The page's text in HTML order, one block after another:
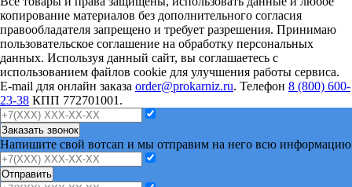
копирование материалов без дополнительного согласия
правообладателя запрещено и требует разрешения. Принимаю
пользовательское соглашение на обработку персональных
данных. Используя данный сайт, вы соглашаетесь с
использованием файлов cookie для улучшения работы сервиса.
E-mail для онлайн заказа order@prokarniz.ru. Телефон 8 (800) 600-
23-38 КПП 772701001.
Заказать звонок
Напишите свой вотсап и мы отправим на него всю информацию
Отправить